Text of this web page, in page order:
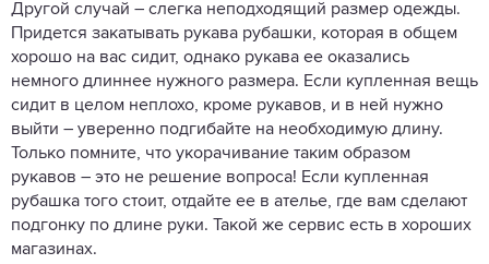
Другой случай – слегка неподходящий размер одежды.
Придется закатывать рукава рубашки, которая в общем
хорошо на вас сидит, однако рукава ее оказались
немного длиннее нужного размера. Если купленная вещь
сидит в целом неплохо, кроме рукавов, и в ней нужно
выйти – уверенно подгибайте на необходимую длину.
Только помните, что укорачивание таким образом
рукавов – это не решение вопроса! Если купленная
рубашка того стоит, отдайте ее в ателье, где вам сделают
подгонку по длине руки. Такой же сервис есть в хороших
магазинах.